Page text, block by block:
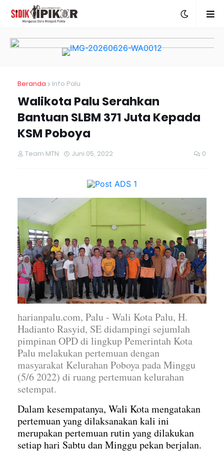
Beranda Info Palu
Walikota Palu Serahkan
Bantuan SLBM 371 Juta Kepada
KSM Poboya
Team MTN Juni 05, 2022 0
harianpalu.com, Palu - Wali Kota Palu, H.
Hadianto Rasyid, SE didampingi sejumlah
pimpinan OPD di lingkup Pemerintah Kota
Palu melakukan pertemuan dengan
masyarakat Kelurahan Poboya pada Minggu
(5/6 2022) di ruang pertemuan kelurahan
setempat.
Dalam kesempatanya, Wali Kota mengatakan
pertemuan yang dilaksanakan kali ini
merupakan pertemuan rutin yang dilakukan
setiap hari Sabtu dan Minggu pekan berjalan.